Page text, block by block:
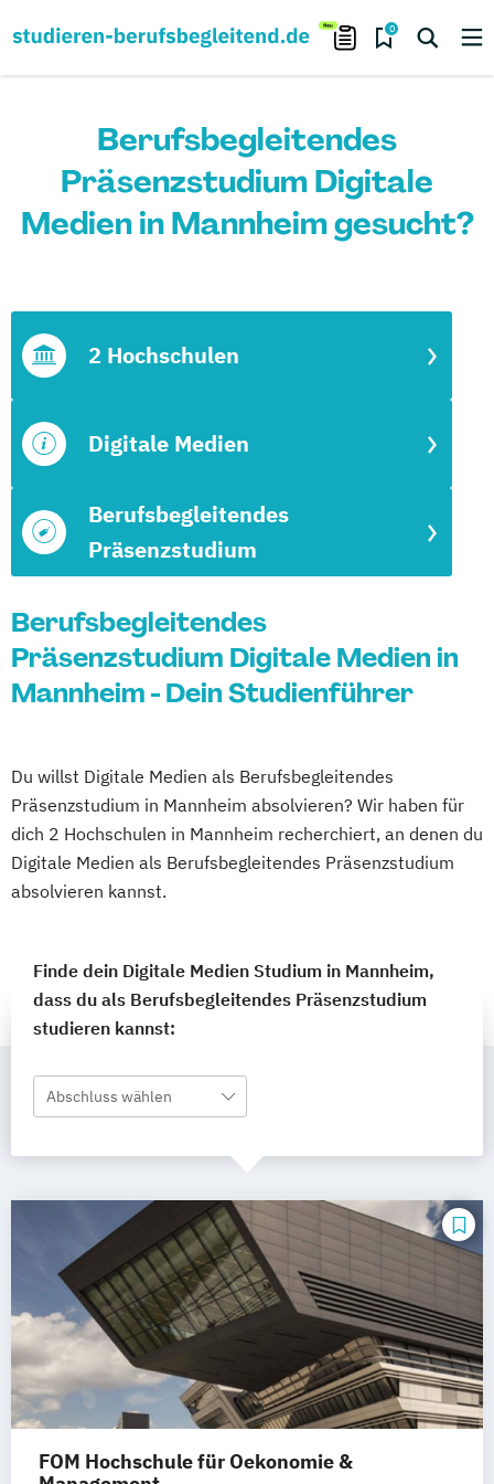
0
Berufsbegleitendes
Präsenzstudium Digitale
Medien in Mannheim gesucht?
Berufsbegleitendes
Präsenzstudium
Digitale Medien
2 Hochschulen
Berufsbegleitendes
Präsenzstudium Digitale Medien in
Mannheim - Dein Studienführer
Du willst Digitale Medien als Berufsbegleitendes
Präsenzstudium in Mannheim absolvieren? Wir haben für
dich 2 Hochschulen in Mannheim recherchiert, an denen du
Digitale Medien als Berufsbegleitendes Präsenzstudium
absolvieren kannst.
Finde dein Digitale Medien Studium in Mannheim,
dass du als Berufsbegleitendes Präsenzstudium
studieren kannst:
Abschluss wählen
FOM Hochschule für Oekonomie &